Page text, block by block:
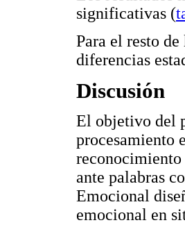
significativas (
Para el resto
diferencias
Discusión
El objetivo del
procesamiento
ante palabras
Emocional
emocional en